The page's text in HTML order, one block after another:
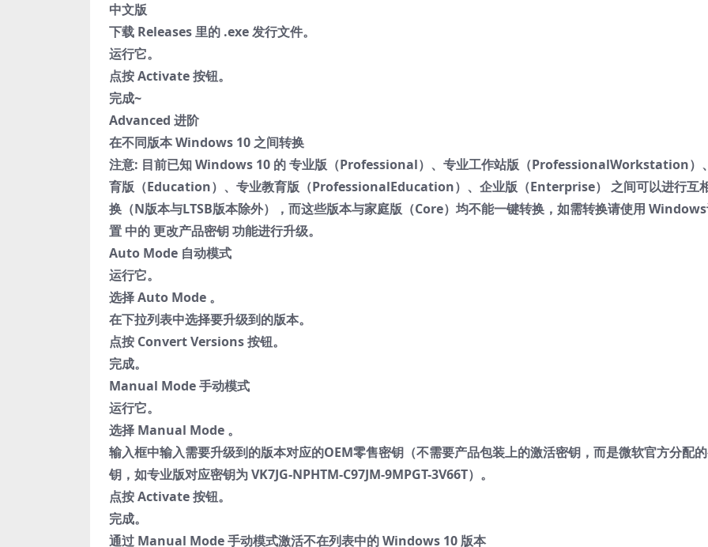
中文版
下载 Releases 里的 .exe 发行文件。
运行它。
点按 Activate 按钮。
完成~
Advanced 进阶
在不同版本 Windows 10 之间转换
注意: 目前已知 Windows 10 的 专业版（Professional）、专业工作站版（ProfessionalWorkstation）
育版（Education）、专业教育版（ProfessionalEducation）、企业版（Enterprise） 之间可以进行互
换（N版本与LTSB版本除外），而这些版本与家庭版（Core）均不能一键转换，如需转换请使用
置 中的 更改产品密钥 功能进行升级。
Auto Mode 自动模式
运行它。
选择 Auto Mode 。
在下拉列表中选择要升级到的版本。
点按 Convert Versions 按钮。
完成。
Manual Mode 手动模式
运行它。
选择 Manual Mode 。
输入框中输入需要升级到的版本对应的OEM零售密钥（不需要产品包装上的激活密钥，而是微软官方分配
钥，如专业版对应密钥为 VK7JG-NPHTM-C97JM-9MPGT-3V66T）。
点按 Activate 按钮。
完成。
通过 Manual Mode 手动模式激活不在列表中的 Windows 10 版本